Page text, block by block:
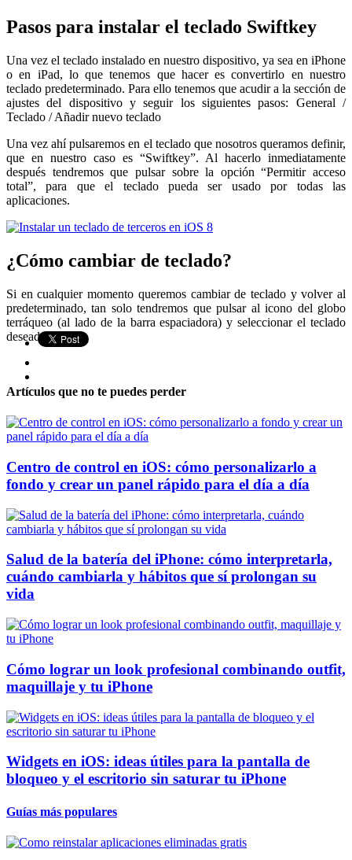
Pasos para instalar el teclado Swiftkey
Una vez el teclado instalado en nuestro dispositivo, ya sea en iPhone
o en iPad, lo que tenemos que hacer es convertirlo en nuestro
teclado predeterminado. Para ello tenemos que acudir a la sección de
ajustes del dispositivo y seguir los siguientes pasos: General /
Teclado / Añadir nuevo teclado
Una vez ahí pulsaremos en el teclado que nosotros queramos definir,
que en nuestro caso es “Swiftkey”. Al hacerlo inmediatamente
después tendremos que pulsar sobre la opción “Permitir acceso
total”, para que el teclado pueda ser usado por todas las
aplicaciones.
¿Cómo cambiar de teclado?
Si en cualquier momento queremos cambiar de teclado y volver al
predeterminado, tan solo tendremos que pulsar al icono del globo
terráqueo (al lado de la barra espaciadora) y seleccionar el teclado
deseado.
Artículos que no te puedes perder
Centro de control en iOS: cómo personalizarlo a
fondo y crear un panel rápido para el día a día
Salud de la batería del iPhone: cómo interpretarla,
cuándo cambiarla y hábitos que sí prolongan su
vida
Cómo lograr un look profesional combinando outfit,
maquillaje y tu iPhone
Widgets en iOS: ideas útiles para la pantalla de
bloqueo y el escritorio sin saturar tu iPhone
Guías más populares